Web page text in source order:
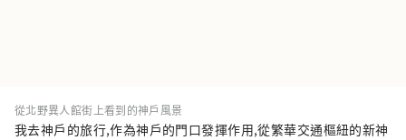
從北野異人館街上看到的神戶風景
我去神戶的旅行,作為神戶的門口發揮作用,從繁華交通樞紐的新神